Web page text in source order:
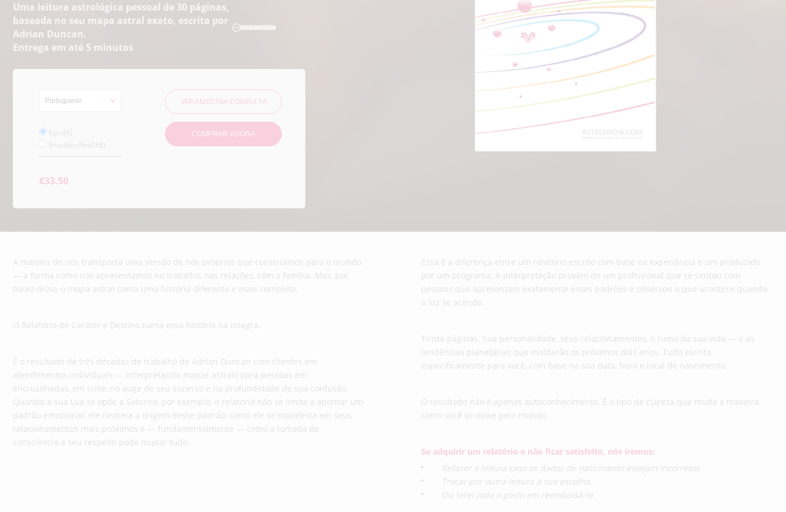
Uma leitura astrológica pessoal de 30 páginas,
baseada no seu mapa astral exato, escrita por
Adrian Duncan.
Entrega em até 5 minutos
Euro(€)
Brazilian Real(R$)
€33.50
VER AMOSTRA COMPLETA
COMPRAR AGORA
A maioria de nós transporta uma versão de nós próprios que construímos para o mundo
— a forma como nos apresentamos no trabalho, nas relações, com a família. Mas, por
baixo disso, o mapa astral conta uma história diferente e mais completa.
O Relatório de Caráter e Destino narra essa história na íntegra.
É o resultado de três décadas de trabalho de Adrian Duncan com clientes em
atendimentos individuais — interpretando mapas astrais para pessoas em
encruzilhadas, em crise, no auge de seu sucesso e na profundidade de sua confusão.
Quando a sua Lua se opõe a Saturno, por exemplo, o relatório não se limita a apontar um
padrão emocional; ele rastreia a origem desse padrão, como ele se manifesta em seus
relacionamentos mais próximos e — fundamentalmente — como a tomada de
consciência a seu respeito pode mudar tudo.
Essa é a diferença entre um relatório escrito com base na experiência e um produzido
por um programa. A interpretação provém de um profissional que se sentou com
pessoas que apresentam exatamente esses padrões e observou o que acontece quando
a luz se acende.
Trinta páginas. Sua personalidade, seus relacionamentos, o rumo da sua vida — e as
tendências planetárias que moldarão os próximos dois anos. Tudo escrito
especificamente para você, com base na sua data, hora e local de nascimento.
O resultado não é apenas autoconhecimento. É o tipo de clareza que muda a maneira
como você se move pelo mundo.
Se adquirir um relatório e não ficar satisfeito, nós iremos:
Refazer a leitura caso os dados de nascimento estejam incorretos.
Trocar por outra leitura à sua escolha.
Ou terei todo o gosto em reembolsá-lo.